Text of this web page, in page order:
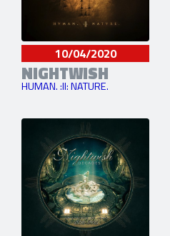
10/04/2020
NIGHTWISH
HUMAN. :II: NATURE.